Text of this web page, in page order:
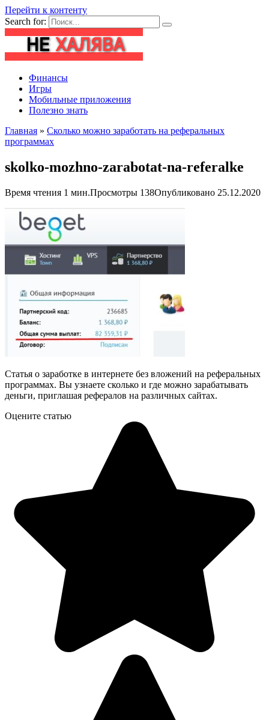
Перейти к контенту
Search for:
Финансы
Игры
Мобильные приложения
Полезно знать
Главная » Сколько можно заработать на реферальных
программах
skolko-mozhno-zarabotat-na-referalke
Время чтения 1 мин.Просмотры 138Опубликовано 25.12.2020
Статья о заработке в интернете без вложений на реферальных
программах. Вы узнаете сколько и где можно зарабатывать
деньги, приглашая рефералов на различных сайтах.
Оцените статью